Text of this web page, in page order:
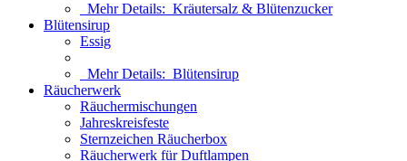
Mehr Details: Kräutersalz & Blütenzucker
Blütensirup
Essig
Mehr Details: Blütensirup
Räucherwerk
Räuchermischungen
Jahreskreisfeste
Sternzeichen Räucherbox
Räucherwerk für Duftlampen